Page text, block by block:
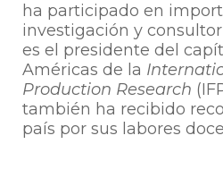
ha participado en
investigación y
es el presidente del
Américas de la
Production Research
también ha recibido
país por sus labores